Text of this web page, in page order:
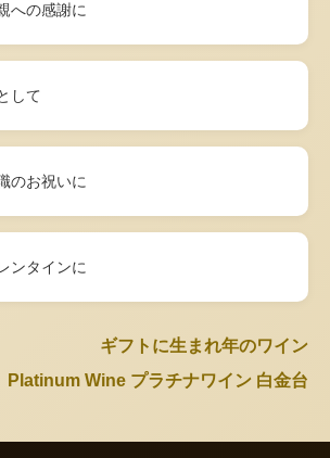
への感謝に
して
のお祝いに
ンタインに
ギフトに生まれ年のワイン
Platinum Wine プラチナワイン 白金台